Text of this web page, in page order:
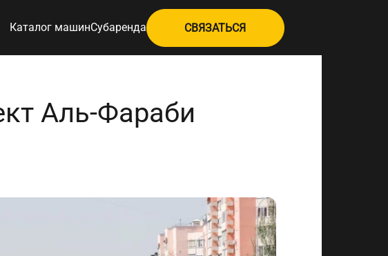
Каталог машинСубаренда СВЯЗАТЬСЯ
Аль-Фараби